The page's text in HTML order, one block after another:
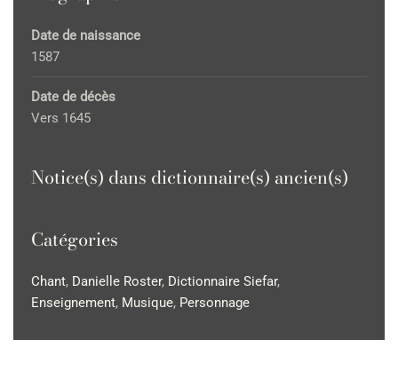
Date de naissance
1587
Date de décès
Vers 1645
Notice(s) dans dictionnaire(s) ancien(s)
Catégories
Chant, Danielle Roster, Dictionnaire Siefar,
Enseignement, Musique, Personnage